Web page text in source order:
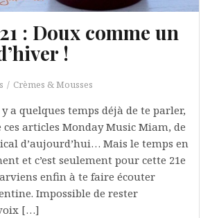
: Doux comme un
!
Crèmes & Mousses
a quelques temps déjà de te parler,
articles Monday Music Miam, de
d’aujourd’hui… Mais le temps en
et c’est seulement pour cette 21e
enfin à te faire écouter
Impossible de rester
[…]